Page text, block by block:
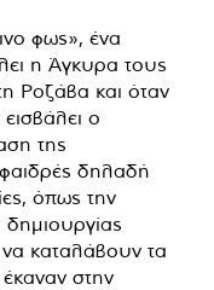
φως», ένα
η Άγκυρα τους
Ροζάβα και όταν
ο
της
δηλαδή
όπως την
καταλάβουν τα
στην